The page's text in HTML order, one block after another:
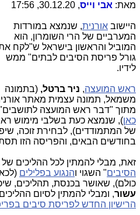
מאת: אבי וייס, 30.12.20, 17:56
היישוב אורנית, שנמצא במורדות
המערביים של הרי השומרון, הוא
המוביל והראשון בישראל ש"לקח
גורל פריסת הסיבים לבתים" ממש
לידיו.
ראש המועצה, ניר ברטל, (בתמונה
משמאל, תמונה עצמית מאתר
מתוך "דבר ראש המועצה
כאן), שנמצא כעת בשלבי מימוש
של המתמודדים), לבחירת זוכה,
בחודשים הבאים, והפריסה הזו
זאת, מבלי להמתין לכל ההליכים
הסיבים" השגוי והנגוע בפלילים
כולם), שאושר בכנסת, תהליכים,
עשור, ומבלי להמתין לסיום
הרישיון החדש לפריסת סיבים